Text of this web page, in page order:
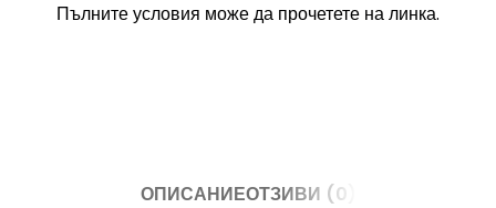
Пълните условия може да прочетете на линка.
ОПИСАНИЕОТЗИВИ (0)